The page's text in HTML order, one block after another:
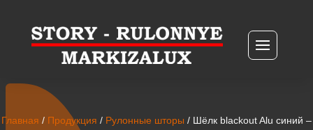
Главная / Продукция / Рулонные шторы / Шёлк blackout Alu синий –